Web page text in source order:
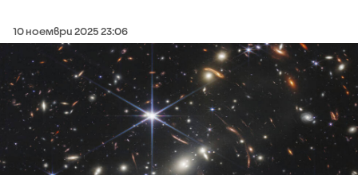
10 ноември 2025 23:06